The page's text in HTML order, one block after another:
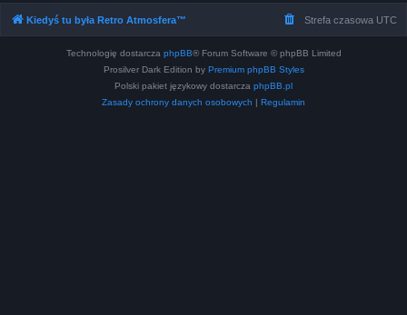
Kiedyś tu była Retro Atmosfera™ Strefa czasowa UTC
Technologię dostarcza phpBB® Forum Software © phpBB Limited
Prosilver Dark Edition by Premium phpBB Styles
Polski pakiet językowy dostarcza phpBB.pl
Zasady ochrony danych osobowych | Regulamin